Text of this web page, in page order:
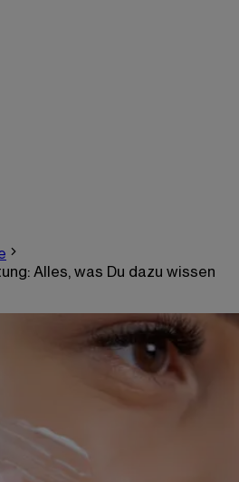
Alles, was Du dazu wissen